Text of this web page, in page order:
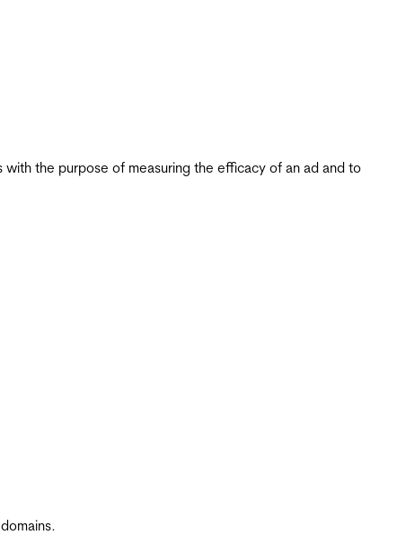
the purpose of measuring the efficacy of an ad and to